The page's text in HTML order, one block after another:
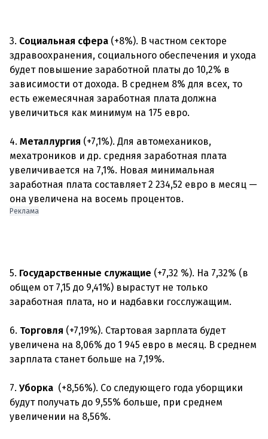
3. Социальная сфера (+8%). В частном секторе
здравоохранения, социального обеспечения и ухода
будет повышение заработной платы до 10,2% в
зависимости от дохода. В среднем 8% для всех, то
есть ежемесячная заработная плата должна
увеличиться как минимум на 175 евро.
4. Металлургия (+7,1%). Для автомехаников,
мехатроников и др. средняя заработная плата
увеличивается на 7,1%. Новая минимальная
заработная плата составляет 2 234,52 евро в месяц —
Реклама
5. Государственные служащие (+7,32 %). На 7,32% (в
общем от 7,15 до 9,41%) вырастут не только
заработная плата, но и надбавки госслужащим.
6. Торговля (+7,19%). Стартовая зарплата будет
увеличена на 8,06% до 1 945 евро в месяц. В среднем
зарплата станет больше на 7,19%.
7. Уборка (+8,56%). Со следующего года уборщики
будут получать до 9,55% больше, при среднем
увеличении на 8,56%.